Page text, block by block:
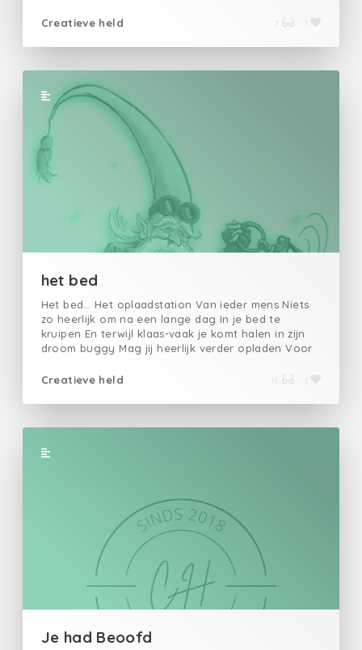
Creatieve held
het bed
Het bed… Het oplaadstation Van ieder mens Niets
zo heerlijk om na een lange dag In je bed te
kruipen En terwijl klaas-vaak je komt halen in zijn
droom buggy Mag jij heerlijk verder opladen Voor
Creatieve held
Je had Beoofd